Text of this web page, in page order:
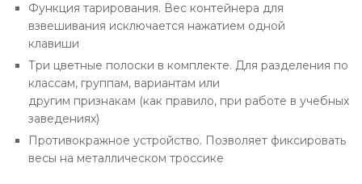
Функция тарирования. Вес контейнера для
взвешивания исключается нажатием одной
клавиши
Три цветные полоски в комплекте. Для разделения по
классам, группам, вариантам или
другим признакам (как правило, при работе в учебных
заведениях)
Противокражное устройство. Позволяет фиксировать
весы на металлическом троссике